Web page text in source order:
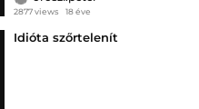
2877 views 18 éve
Idióta szőrtelenít